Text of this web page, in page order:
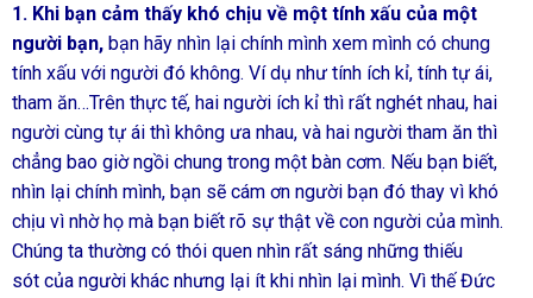
1. Khi bạn cảm thấy khó chịu về một tính xấu của một
người bạn, bạn hãy nhìn lại chính mình xem mình có chung
tính xấu với người đó không. Ví dụ như tính ích kỉ, tính tự ái,
tham ăn…Trên thực tế, hai người ích kỉ thì rất nghét nhau, hai
người cùng tự ái thì không ưa nhau, và hai người tham ăn thì
chẳng bao giờ ngồi chung trong một bàn cơm. Nếu bạn biết,
nhìn lại chính mình, bạn sẽ cám ơn người bạn đó thay vì khó
chịu vì nhờ họ mà bạn biết rõ sự thật về con người của mình.
Chúng ta thường có thói quen nhìn rất sáng những thiếu
sót của người khác nhưng lại ít khi nhìn lại mình. Vì thế Đức